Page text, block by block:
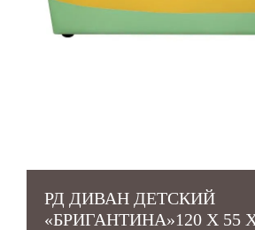
РД ДИВАН ДЕТСКИЙ
«БРИГАНТИНА»120 Х 55